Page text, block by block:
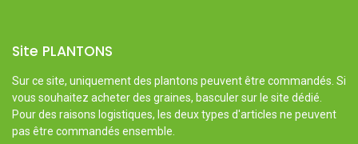
Site PLANTONS
Sur ce site, uniquement des plantons peuvent être commandés. Si
vous souhaitez acheter des graines, basculer sur le site dédié.
Pour des raisons logistiques, les deux types d'articles ne peuvent
pas être commandés ensemble.